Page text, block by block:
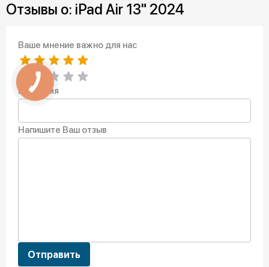
Отзывы о: iPad Air 13" 2024
Ваше мнение важно для нас
Ваше имя
Напишите Ваш отзыв
Отправить